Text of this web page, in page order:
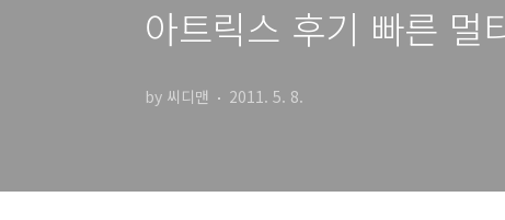
아트릭스 후기 빠른 멀
by 씨디맨 2011. 5. 8.